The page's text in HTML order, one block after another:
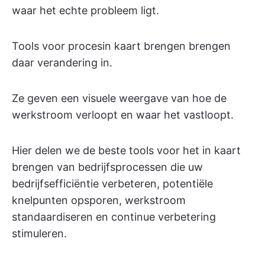
waar het echte probleem ligt.
Tools voor procesin kaart brengen brengen
daar verandering in.
Ze geven een visuele weergave van hoe de
werkstroom verloopt en waar het vastloopt.
Hier delen we de beste tools voor het in kaart
brengen van bedrijfsprocessen die uw
bedrijfsefficiëntie verbeteren, potentiële
knelpunten opsporen, werkstroom
standaardiseren en continue verbetering
stimuleren.